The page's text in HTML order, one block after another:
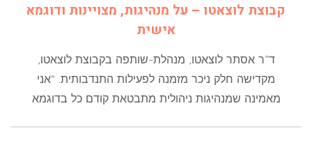
קבוצת לוצאטו – על מנהיגות, מצויינות ודוגמא
אישית
ד”ר אסתר לוצאטו, מנהלת-שותפה בקבוצת לוצאטו,
מקדישה חלק ניכר מזמנה לפעילות התנדבותית. “אני
מאמינה שמנהיגות ניהולית מתבטאת קודם כל בדוגמא